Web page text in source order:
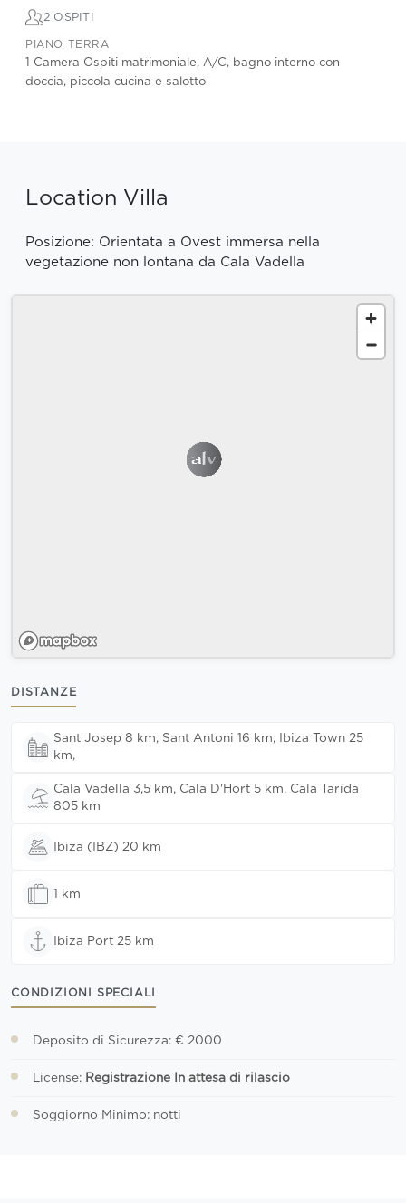
2 OSPITI
PIANO TERRA
1 Camera Ospiti matrimoniale, A/C, bagno interno con
doccia, piccola cucina e salotto
Location Villa
Posizione: Orientata a Ovest immersa nella
vegetazione non lontana da Cala Vadella
DISTANZE
Sant Josep 8 km, Sant Antoni 16 km, Ibiza Town 25
km,
Cala Vadella 3,5 km, Cala D'Hort 5 km, Cala Tarida
805 km
Ibiza (IBZ) 20 km
1 km
Ibiza Port 25 km
CONDIZIONI SPECIALI
Deposito di Sicurezza: € 2000
License: Registrazione In attesa di rilascio
Soggiorno Minimo: notti